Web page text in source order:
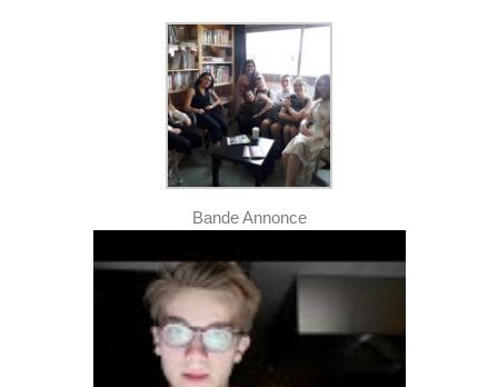
Bande Annonce